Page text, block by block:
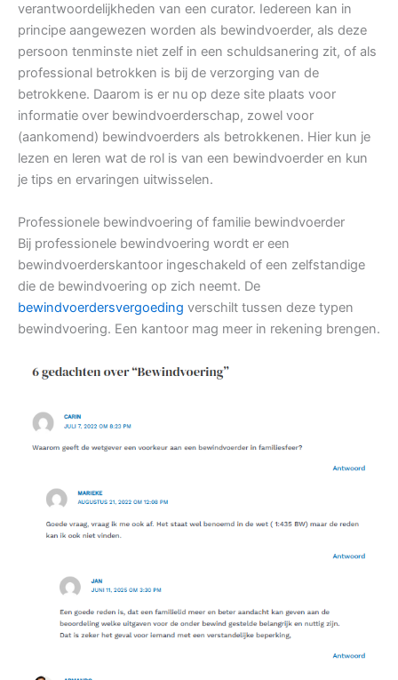
verantwoordelijkheden van een curator. Iedereen kan in
principe aangewezen worden als bewindvoerder, als deze
persoon tenminste niet zelf in een schuldsanering zit, of als
professional betrokken is bij de verzorging van de
betrokkene. Daarom is er nu op deze site plaats voor
informatie over bewindvoerderschap, zowel voor
(aankomend) bewindvoerders als betrokkenen. Hier kun je
lezen en leren wat de rol is van een bewindvoerder en kun
je tips en ervaringen uitwisselen.
Professionele bewindvoering of familie bewindvoerder
Bij professionele bewindvoering wordt er een
bewindvoerderskantoor ingeschakeld of een zelfstandige
die de bewindvoering op zich neemt. De
bewindvoerdersvergoeding verschilt tussen deze typen
bewindvoering. Een kantoor mag meer in rekening brengen.